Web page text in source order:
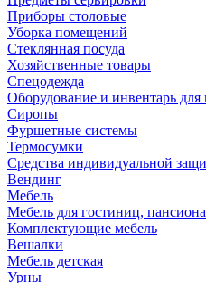
Приборы столовые
Уборка помещений
Стеклянная посуда
Хозяйственные товары
Спецодежда
Оборудование и инвентарь для
Сиропы
Фуршетные системы
Термосумки
Средства индивидуальной
Вендинг
Мебель
Мебель для гостиниц,
Комплектующие мебель
Вешалки
Мебель детская
Урны